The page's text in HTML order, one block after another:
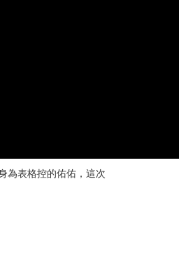
為表格控的佑佑，這次